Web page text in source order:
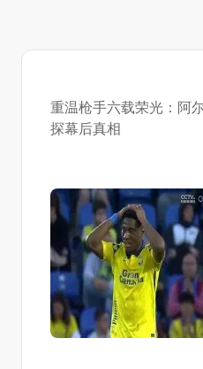
重温枪手六载荣光：阿
探幕后真相